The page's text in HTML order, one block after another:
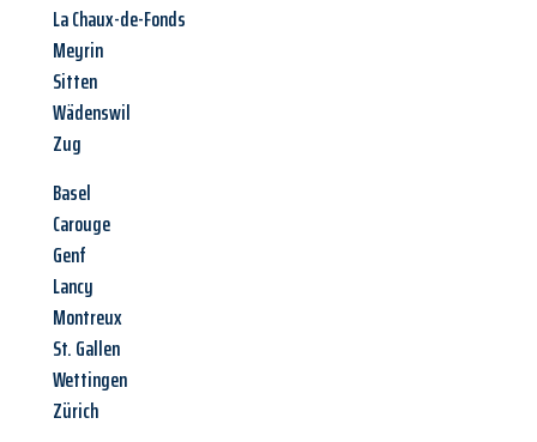
La Chaux-de-Fonds
Meyrin
Sitten
Wädenswil
Zug
Basel
Carouge
Genf
Lancy
Montreux
St. Gallen
Wettingen
Zürich